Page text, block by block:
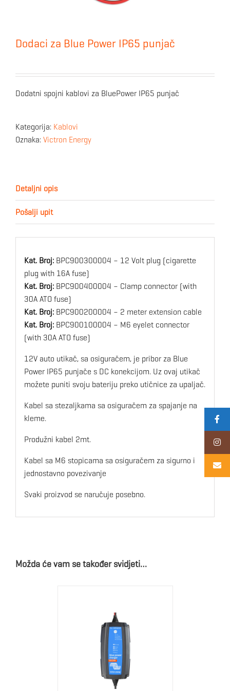
Dodaci za Blue Power IP65 punjač
Dodatni spojni kablovi za BluePower IP65 punjač
Kategorija: Kablovi
Oznaka: Victron Energy
Detaljni opis
Pošalji upit
Kat. Broj: BPC900300004 – 12 Volt plug (cigarette
plug with 16A fuse)
Kat. Broj: BPC900400004 – Clamp connector (with
30A ATO fuse)
Kat. Broj: BPC900200004 – 2 meter extension cable
Kat. Broj: BPC900100004 – M6 eyelet connector
(with 30A ATO fuse)
12V auto utikač, sa osiguračem, je pribor za Blue
Power IP65 punjače s DC konekcijom. Uz ovaj utikač
možete puniti svoju bateriju preko utičnice za upaljač.
Kabel sa stezaljkama sa osiguračem za spajanje na
kleme.
Produžni kabel 2mt.
Kabel sa M6 stopicama sa osiguračem za sigurno i
jednostavno povezivanje
Svaki proizvod se naručuje posebno.
Možda će vam se također svidjeti…